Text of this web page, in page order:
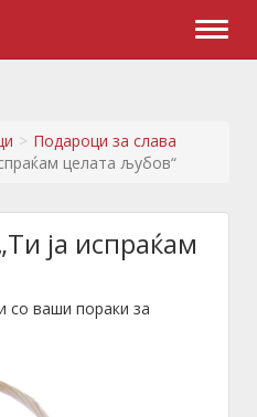
Подароци за слава
целата љубов“
ја испраќам
со ваши пораки за